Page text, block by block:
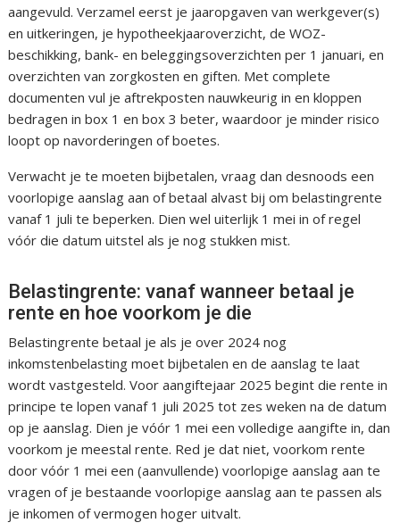
aangevuld. Verzamel eerst je jaaropgaven van werkgever(s)
en uitkeringen, je hypotheekjaaroverzicht, de WOZ-
beschikking, bank- en beleggingsoverzichten per 1 januari, en
overzichten van zorgkosten en giften. Met complete
documenten vul je aftrekposten nauwkeurig in en kloppen
bedragen in box 1 en box 3 beter, waardoor je minder risico
loopt op navorderingen of boetes.
Verwacht je te moeten bijbetalen, vraag dan desnoods een
voorlopige aanslag aan of betaal alvast bij om belastingrente
vanaf 1 juli te beperken. Dien wel uiterlijk 1 mei in of regel
vóór die datum uitstel als je nog stukken mist.
Belastingrente: vanaf wanneer betaal je
rente en hoe voorkom je die
Belastingrente betaal je als je over 2024 nog
inkomstenbelasting moet bijbetalen en de aanslag te laat
wordt vastgesteld. Voor aangiftejaar 2025 begint die rente in
principe te lopen vanaf 1 juli 2025 tot zes weken na de datum
op je aanslag. Dien je vóór 1 mei een volledige aangifte in, dan
voorkom je meestal rente. Red je dat niet, voorkom rente
door vóór 1 mei een (aanvullende) voorlopige aanslag aan te
vragen of je bestaande voorlopige aanslag aan te passen als
je inkomen of vermogen hoger uitvalt.